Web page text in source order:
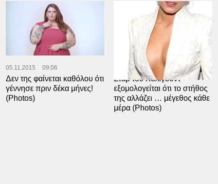
05.11.2015 09:06
Δεν της φαίνεται καθόλου ότι
γέννησε πριν δέκα μήνες!
(Photos)
30.04.2015 10:00
Σταρ του Χόλιγουντ
εξομολογείται ότι το στήθος
της αλλάζει … μέγεθος κάθε
μέρα (Photos)